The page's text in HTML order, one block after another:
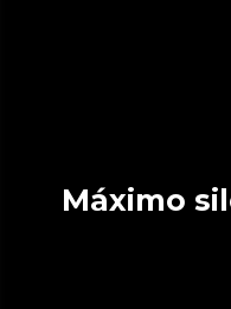
Máximo